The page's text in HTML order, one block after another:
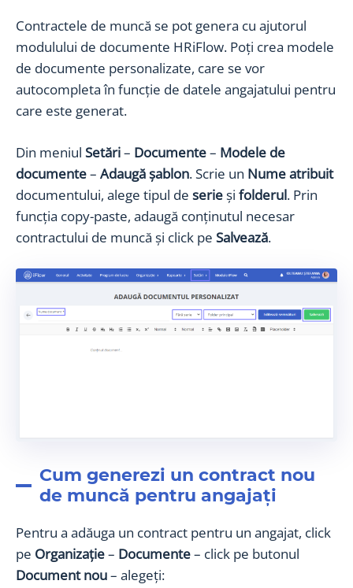
Contractele de muncă se pot genera cu ajutorul
modulului de documente HRiFlow. Poți crea modele
de documente personalizate, care se vor
autocompleta în funcție de datele angajatului pentru
care este generat.
Din meniul Setări– Documente– Modele de
documente– Adaugă șablon. Scrie un Nume atribuit
documentului, alege tipul de serieși folderul. Prin
funcția copy-paste, adaugă conținutul necesar
contractului de muncă și click pe Salvează.
Cum generezi un contract nou
de muncă pentru angajați
Pentru a adăuga un contract pentru un angajat, click
pe Organizație– Documente– click pe butonul
Document nou– alegeți: